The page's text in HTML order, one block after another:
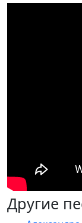
Другие